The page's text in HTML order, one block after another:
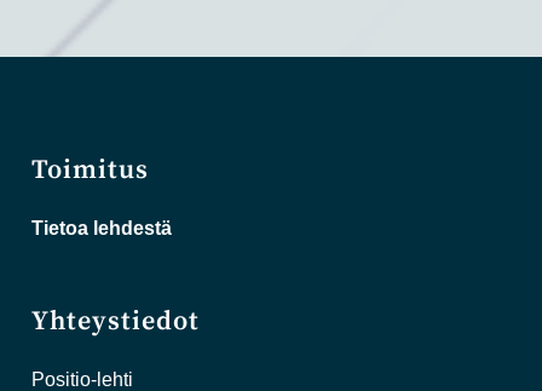
Toimitus
Tietoa lehdestä
Yhteystiedot
Positio-lehti